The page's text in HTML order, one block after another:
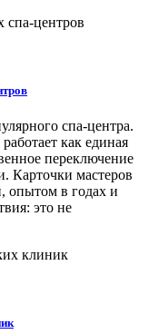
спа-центра.
как единая
переключение
Карточки мастеров
опытом в годах и
это не